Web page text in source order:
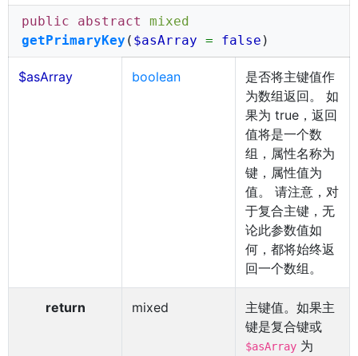
public abstract
mixed
getPrimaryKey ( $asArray = false )
$asArray boolean
是否将主键值作
为数组返回。 如
果为 true，返回
值将是一个数
组，属性名称为
键，属性值为
值。 请注意，对
于复合主键，无
论此参数值如
何，都将始终返
回一个数组。
return mixed
主键值。如果主
键是复合键或
$asArray 为